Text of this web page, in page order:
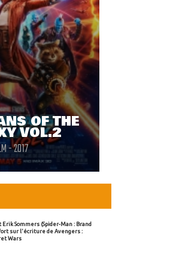
OF THE
VOL.2
- 2017
Sommers (Spider-Man : Brand
sur l'écriture de Avengers :
Wars